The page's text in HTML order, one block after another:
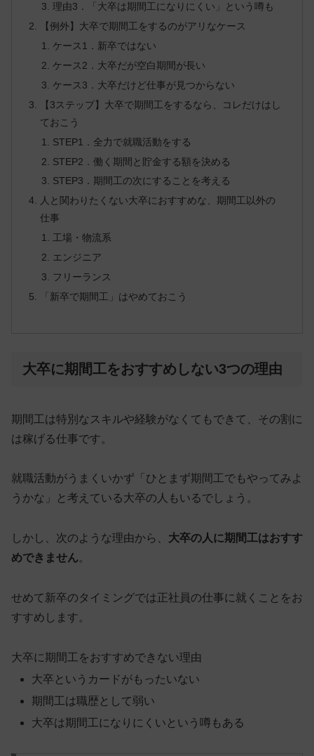
理由3．「大卒は期間工になりにくい」という噂も
【例外】大卒で期間工をするのがアリなケース
ケース1．新卒ではない
ケース2．大卒だが空白期間が長い
ケース3．大卒だけど仕事が見つからない
【3ステップ】大卒で期間工をするなら、コレだけはし
ておこう
STEP1．全力で就職活動をする
STEP2．働く期間と貯金する額を決める
STEP3．期間工の次にすることを考える
人と関わりたくない大卒におすすめな、期間工以外の
仕事
工場・物流系
エンジニア
フリーランス
「新卒で期間工」はやめておこう
大卒に期間工をおすすめしない3つの理由
期間工は特別なスキルや経験がなくてもできて、その割に
は稼げる仕事です。
就職活動がうまくいかず「ひとまず期間工でもやってみよ
うかな」と考えている大卒の人もいるでしょう。
しかし、次のような理由から、 大卒の人に期間工はおすす
めできません。
せめて新卒のタイミングでは正社員の仕事に就くことをお
すすめします。
大卒に期間工をおすすめできない理由
大卒というカードがもったいない
期間工は職歴として弱い
大卒は期間工になりにくいという噂もある